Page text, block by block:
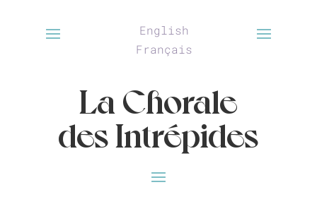
English
Français
La Chorale
des Intrépides